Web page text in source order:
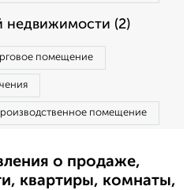
недвижимости (2)
помещение
помещение
о продаже,
квартиры, комнаты,